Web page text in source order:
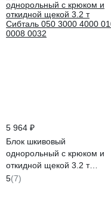
5 964 ₽
Блок шкивовый
однорольный с крюком и
откидной щекой 3.2 т
Сибталь 050 3000 4000 010
5(7)